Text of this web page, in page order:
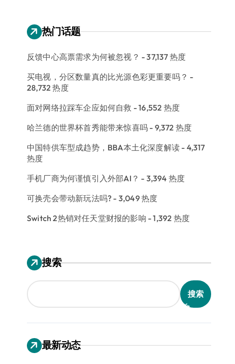
热门话题
反馈中心高票需求为何被忽视？ - 37,137 热度
买电视，分区数量真的比光源色彩更重要吗？ -
28,732 热度
面对网络拉踩车企应如何自救 - 16,552 热度
哈兰德的世界杯首秀能带来惊喜吗 - 9,372 热度
中国特供车型成趋势，BBA本土化深度解读 - 4,317
热度
手机厂商为何谨慎引入外部AI？ - 3,394 热度
可换壳会带动新玩法吗? - 3,049 热度
Switch 2热销对任天堂财报的影响 - 1,392 热度
搜索
搜索
最新动态